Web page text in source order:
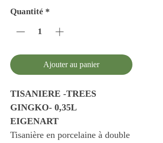
Quantité *
Ajouter au panier
TISANIERE -TREES
GINGKO- 0,35L
EIGENART
Tisanière en porcelaine à double